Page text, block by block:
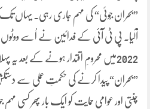
آلیا۔ پی ٹی آئی کے فدائین نے اُسے
2022میں محرومِ اقتدار ہونے کے بعد یہ
”بحران“ پیدا کرنے کی حکمتِ عملی سے
چنتی اور عوامی حمایت کو ایک بار پھر کسی مہم